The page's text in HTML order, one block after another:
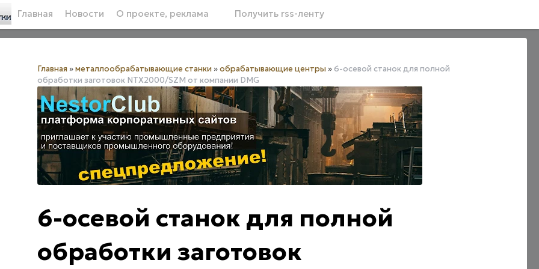
Главная Новости О проекте, реклама Получить rss-ленту
Главная »металлообрабатывающие станки »обрабатывающие центры »6-осевой станок для полной
обработки заготовок NTX2000/SZM от компании DMG
6-осевой станок для полной
обработки заготовок